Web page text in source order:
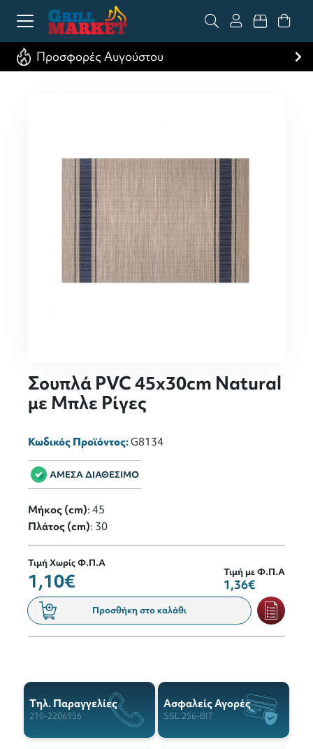
Προσφορές Αυγούστου
Σουπλά PVC 45x30cm Natural
με Μπλε Ρίγες
Κωδικός Προϊόντος:G8134
ΑΜΕΣΑ ΔΙΑΘΕΣΙΜΟ
Μήκος (cm): 45
Πλάτος (cm): 30
Τιμή Χωρίς Φ.Π.Α
1,10€ Τιμή με Φ.Π.Α
1,36€
Προσθήκη στο καλάθι
Tηλ. Παραγγελίες
210-2206956
Ασφαλείς Αγορές
SSL 256-BIT